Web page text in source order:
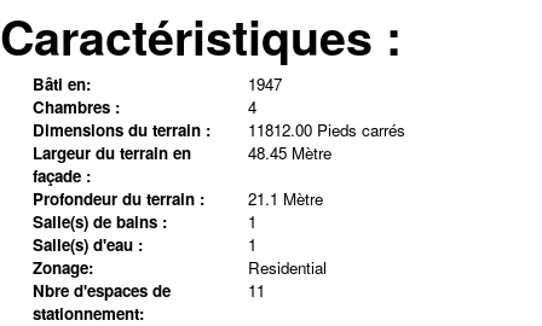
Caractéristiques :
Bâti en:
1947
Chambres :
4
Dimensions du terrain :
11812.00 Pieds carrés
Largeur du terrain en
façade :
48.45 Mètre
Profondeur du terrain :
21.1 Mètre
Salle(s) de bains :
1
Salle(s) d'eau :
1
Zonage:
Residential
Nbre d'espaces de
stationnement:
11